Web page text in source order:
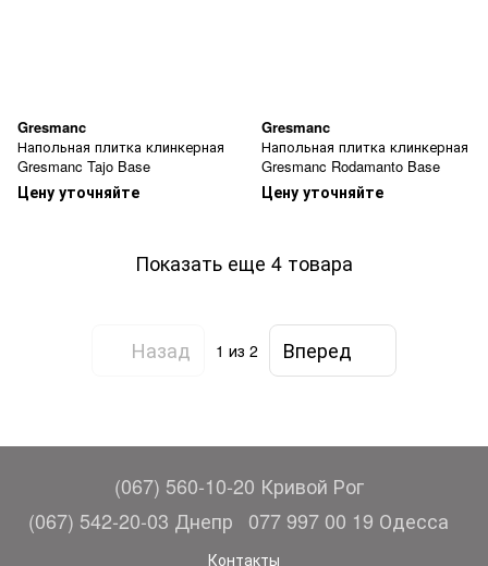
Gresmanc
Напольная плитка клинкерная
Gresmanc Tajo Base
Цену уточняйте
Gresmanc
Напольная плитка клинкерная
Gresmanc Rodamanto Base
Цену уточняйте
Показать еще 4 товара
Назад 1 из 2 Вперед
(067) 560-10-20 Кривой Рог
(067) 542-20-03 Днепр
077 997 00 19 Одесса
Контакты